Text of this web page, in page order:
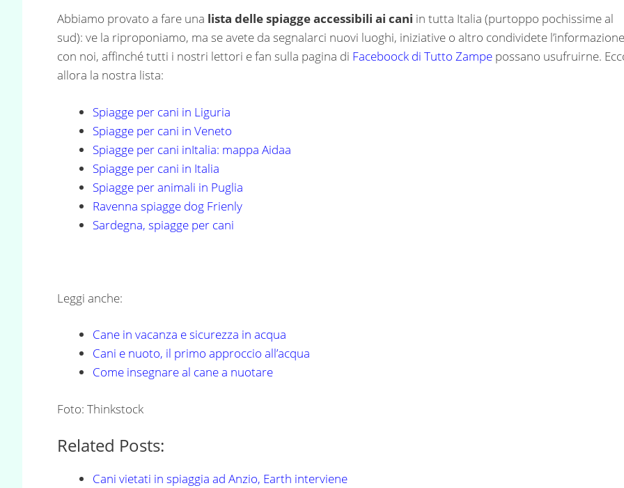
Abbiamo provato a fare una lista delle spiagge accessibili ai cani in tutta Italia (purtoppo pochissime al
sud): ve la riproponiamo, ma se avete da segnalarci nuovi luoghi, iniziative o altro condividete l’informazione
con noi, affinché tutti i nostri lettori e fan sulla pagina di Faceboock di Tutto Zampe possano usufruirne.
allora la nostra lista:
Spiagge per cani in Liguria
Spiagge per cani in Veneto
Spiagge per cani inItalia: mappa Aidaa
Spiagge per cani in Italia
Spiagge per animali in Puglia
Ravenna spiagge dog Frienly
Sardegna, spiagge per cani
Leggi anche:
Cane in vacanza e sicurezza in acqua
Cani e nuoto, il primo approccio all’acqua
Come insegnare al cane a nuotare
Foto: Thinkstock
Related Posts:
Cani vietati in spiaggia ad Anzio, Earth interviene